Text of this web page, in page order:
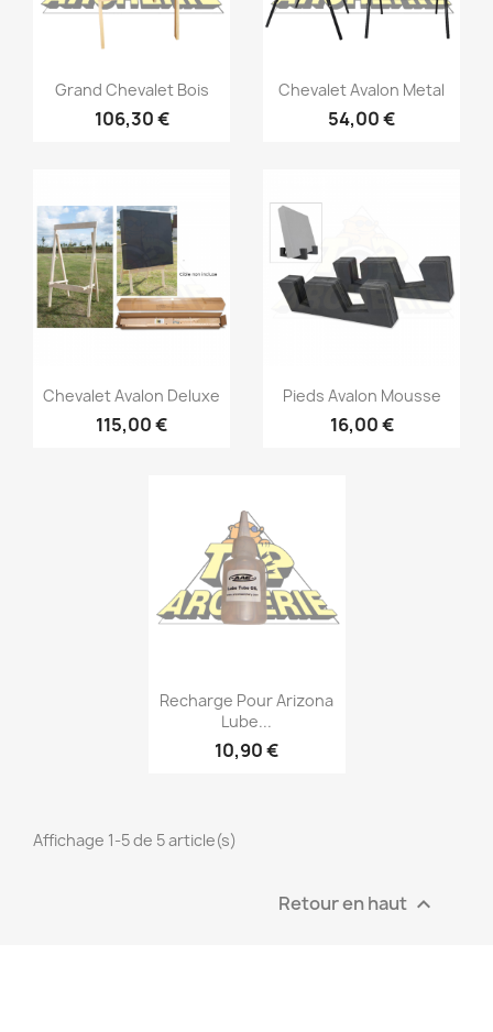
Grand Chevalet Bois
106,30 €
Chevalet Avalon Metal
54,00 €
Chevalet Avalon Deluxe
115,00 €
Pieds Avalon Mousse
16,00 €
Recharge Pour Arizona
Lube...
10,90 €
Affichage 1-5 de 5 article(s)
Retour en haut 